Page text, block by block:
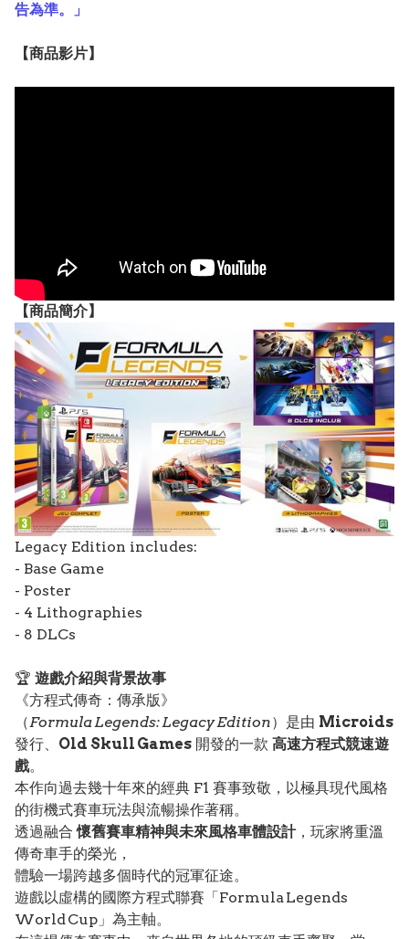
告為準。」
【商品影片】
【商品簡介】
Legacy Edition includes:
- Base Game
- Poster
- 4 Lithographies
- 8 DLCs
🏆 遊戲介紹與背景故事
《方程式傳奇：傳承版》
（Formula Legends: Legacy Edition）是由 Microids
發行、 Old Skull Games 開發的一款 高速方程式競速遊
戲。
本作向過去幾十年來的經典 F1 賽事致敬，以極具現代風格
的街機式賽車玩法與流暢操作著稱。
透過融合懷舊賽車精神與未來風格車體設計，玩家將重溫
傳奇車手的榮光，
體驗一場跨越多個時代的冠軍征途。
遊戲以虛構的國際方程式聯賽「Formula Legends
World Cup」為主軸。